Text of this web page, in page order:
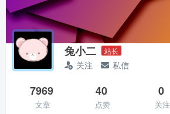
兔小二 站长
关注 私信
7969
文章
40
点赞
0
关注